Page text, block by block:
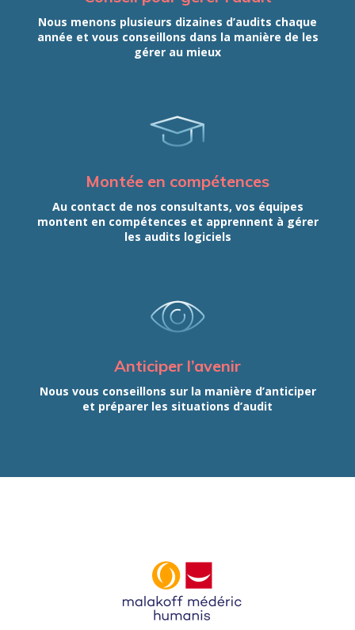
Nous menons plusieurs dizaines d’audits chaque
année et vous conseillons dans la manière de les
gérer au mieux
Montée en compétences
Au contact de nos consultants, vos équipes
montent en compétences et apprennent à gérer
les audits logiciels
Anticiper l’avenir
Nous vous conseillons sur la manière d’anticiper
et préparer les situations d’audit